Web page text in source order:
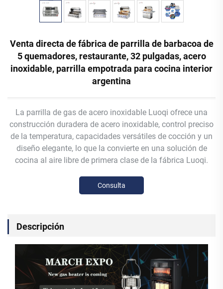
Venta directa de fábrica de parrilla de barbacoa de
5 quemadores, restaurante, 32 pulgadas, acero
inoxidable, parrilla empotrada para cocina interior
argentina
La parrilla de gas de acero inoxidable Luoqi ofrece una
construcción duradera de acero inoxidable, control preciso
de la temperatura, capacidades versátiles de cocción y un
diseño elegante, lo que la convierte en una solución de
cocina al aire libre de primera clase de la fábrica Luoqi.
Consulta
Descripción